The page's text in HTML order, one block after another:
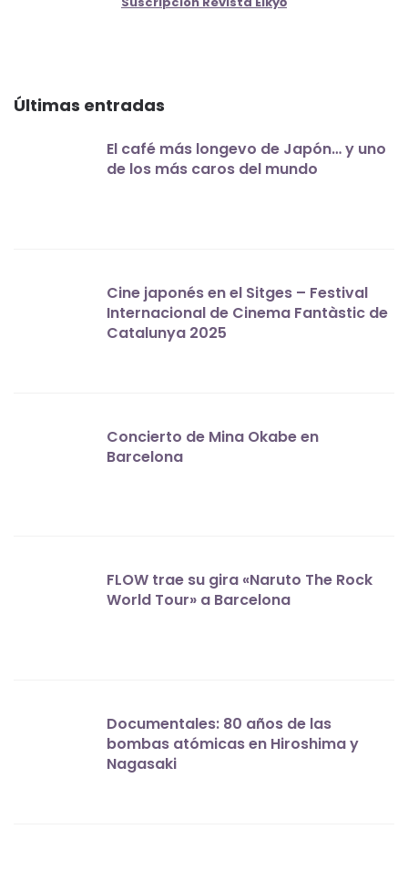
Últimas entradas
El café más longevo de Japón… y uno
de los más caros del mundo
Cine japonés en el Sitges – Festival
Internacional de Cinema Fantàstic de
Catalunya 2025
Concierto de Mina Okabe en
Barcelona
FLOW trae su gira «Naruto The Rock
World Tour» a Barcelona
Documentales: 80 años de las
bombas atómicas en Hiroshima y
Nagasaki